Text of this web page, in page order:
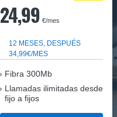
24,99 €/mes
12 MESES, DESPUÉS
34,99€/MES
Fibra 300Mb
Llamadas ilimitadas desde
fijo a fijos